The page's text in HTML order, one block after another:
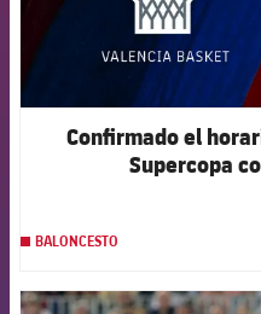
Confirmado el
Supercopa
BALONCESTO